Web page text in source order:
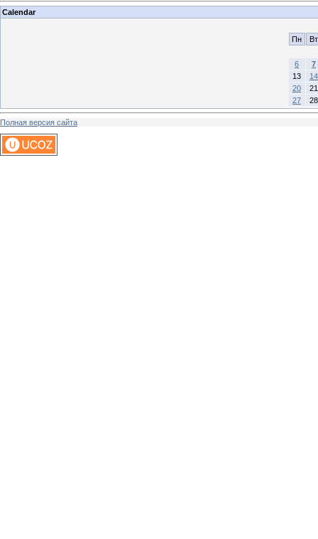
Calendar
Пн Вт
6
7
13
14
20
21
27
28
Полная версия сайта